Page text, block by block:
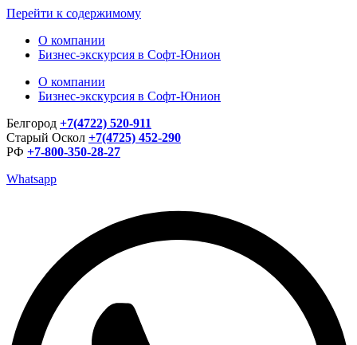
Перейти к содержимому
О компании
Бизнес-экскурсия в Софт-Юнион
О компании
Бизнес-экскурсия в Софт-Юнион
Белгород +7(4722) 520-911
Старый Оскол +7(4725) 452-290
РФ +7-800-350-28-27
Whatsapp